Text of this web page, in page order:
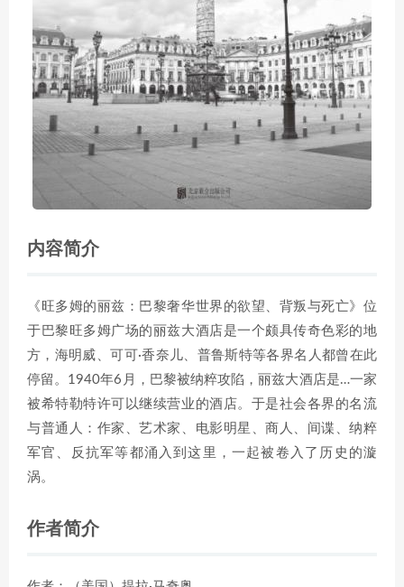
内容简介
《旺多姆的丽兹：巴黎奢华世界的欲望、背叛与死亡》位
于巴黎旺多姆广场的丽兹大酒店是一个颇具传奇色彩的地
方，海明威、可可·香奈儿、普鲁斯特等各界名人都曾在此
停留。1940年6月，巴黎被纳粹攻陷，丽兹大酒店是…一家
被希特勒特许可以继续营业的酒店。于是社会各界的名流
与普通人：作家、艺术家、电影明星、商人、间谍、纳粹
军官、反抗军等都涌入到这里，一起被卷入了历史的漩
涡。
作者简介